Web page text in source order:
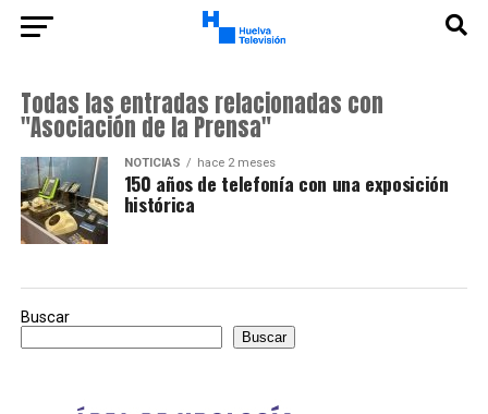
Todas las entradas relacionadas con
"Asociación de la Prensa"
NOTICIAS hace 2 meses
150 años de telefonía con una exposición
histórica
Buscar
Buscar